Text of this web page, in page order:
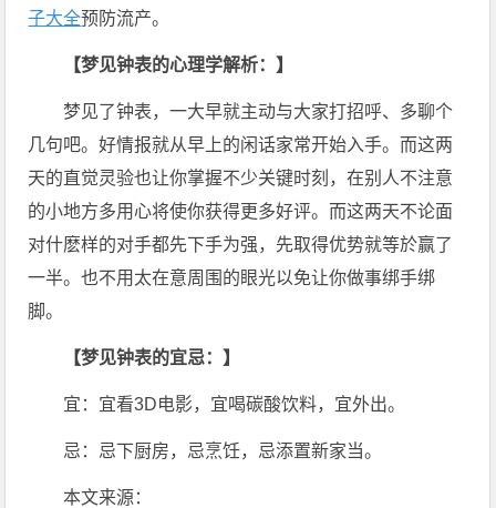
子大全预防流产。
【梦见钟表的心理学解析：】
梦见了钟表，一大早就主动与大家打招呼、多聊个
几句吧。好情报就从早上的闲话家常开始入手。而这两
天的直觉灵验也让你掌握不少关键时刻，在别人不注意
的小地方多用心将使你获得更多好评。而这两天不论面
对什麽样的对手都先下手为强，先取得优势就等於赢了
一半。也不用太在意周围的眼光以免让你做事绑手绑
脚。
【梦见钟表的宜忌：】
宜：宜看3D电影，宜喝碳酸饮料，宜外出。
忌：忌下厨房，忌烹饪，忌添置新家当。
本文来源：